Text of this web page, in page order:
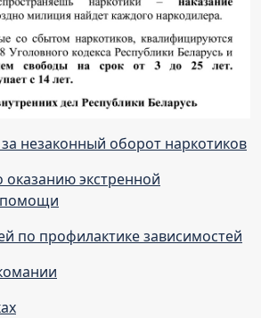
незаконный оборот наркотиков
экстренной
помощи
по профилактике зависимостей